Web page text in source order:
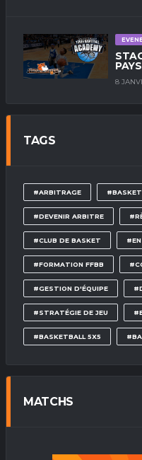
8
TAGS
#ARBITRAGE
#DEVENIR ARBITRE
#CLUB DE BASKET
#FORMATION FFBB
#GESTION D'ÉQUIPE
#STRATÉGIE DE JEU
#BASKETBALL 5X5
MATCHS